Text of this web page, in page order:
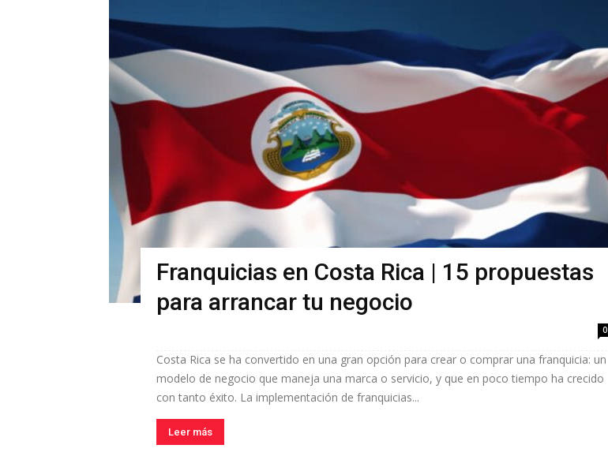
Franquicias en Costa Rica | 15 propuestas
para arrancar tu negocio
0
Costa Rica se ha convertido en una gran opción para crear o comprar una franquicia: un
modelo de negocio que maneja una marca o servicio, y que en poco tiempo ha crecido
con tanto éxito. La implementación de franquicias...
Leer más